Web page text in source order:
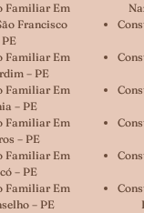
Familiar Em
Francisco
PE
Familiar Em
– PE
Familiar Em
– PE
Familiar Em
– PE
Familiar Em
– PE
Familiar Em
– PE